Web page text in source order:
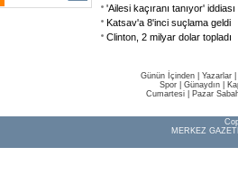
'Ailesi kaçıranı tanıyor' iddiası
Katsav'a 8'inci suçlama geldi
Clinton, 2 milyar dolar topladı
Günün İçinden Yazarlar
Spor
Günaydın
Cumartesi
Pazar
MERKEZ